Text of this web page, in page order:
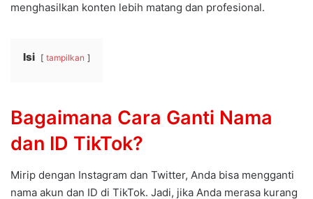
menghasilkan konten lebih matang dan profesional.
Isi tampilkan
Bagaimana Cara Ganti Nama
dan ID TikTok?
Mirip dengan Instagram dan Twitter, Anda bisa mengganti
nama akun dan ID di TikTok. Jadi, jika Anda merasa kurang